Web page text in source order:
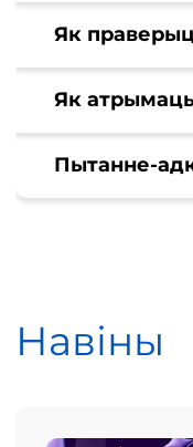
Як
Як
Пытанне-
Навіны